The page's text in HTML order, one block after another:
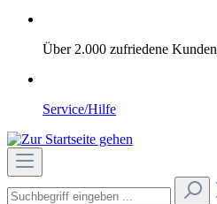
Über 2.000 zufriedene Kunden
Service/Hilfe